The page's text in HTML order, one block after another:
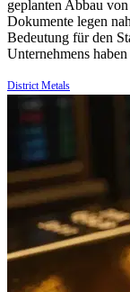
geplanten Abbau
Dokumente legen
Bedeutung für den
Unternehmens
District Metals